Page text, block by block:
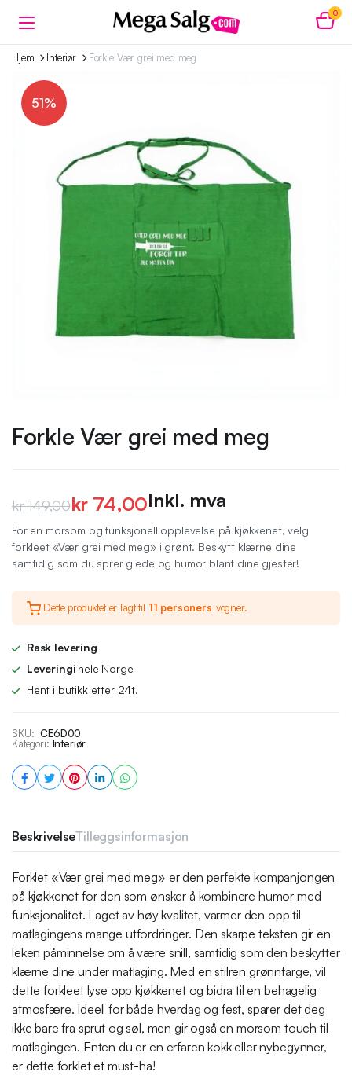
0
Hjem Interiør Forkle Vær grei med meg
51%
Forkle Vær grei med meg
kr149,00
Opprinnelig
pris
kr 149,00.
kr 74,00
Nåværende
pris
kr 74,00.
Inkl. mva
For en morsom og funksjonell opplevelse på kjøkkenet, velg
forkleet «Vær grei med meg» i grønt. Beskytt klærne dine
samtidig som du sprer glede og humor blant dine gjester!
Dette produktet er lagt til 11 personers vogner.
Rask levering
Leveringi hele Norge
Hent i butikk etter 24t.
SKU: CE6D00
Kategori: Interiør
BeskrivelseTilleggsinformasjon
Forklet «Vær grei med meg» er den perfekte kompanjongen
på kjøkkenet for den som ønsker å kombinere humor med
funksjonalitet. Laget av høy kvalitet, varmer den opp til
matlagingens mange utfordringer. Den skarpe teksten gir en
leken påminnelse om å være snill, samtidig som den beskytter
klærne dine under matlaging. Med en stilren grønnfarge, vil
dette forkleet lyse opp kjøkkenet og bidra til en behagelig
atmosfære. Ideell for både hverdag og fest, sparer det deg
ikke bare fra sprut og søl, men gir også en morsom touch til
matlagingen. Enten du er en erfaren kokk eller nybegynner,
er dette forklet et must-ha!